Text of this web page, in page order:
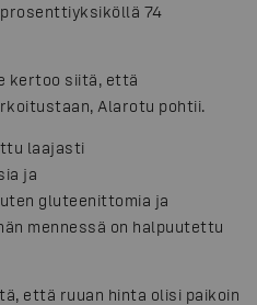
74
kertoo siitä, että
Alarotu pohtii.
laajasti
ja
gluteenittomia ja
mennessä on halpuutettu
että ruuan hinta olisi paikoin